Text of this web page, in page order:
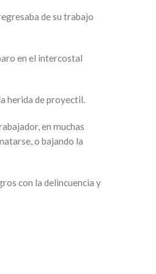
de su trabajo
en el intercostal
herida de proyectil.
en muchas
o bajando la
con la delincuencia y